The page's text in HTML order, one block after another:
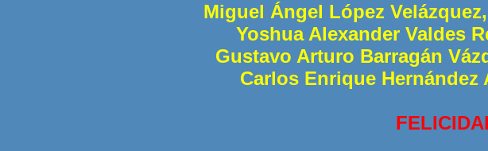
Miguel Ángel López Velázquez,
Yoshua Alexander Valdes
Gustavo Arturo Barragán
Carlos Enrique Hernández